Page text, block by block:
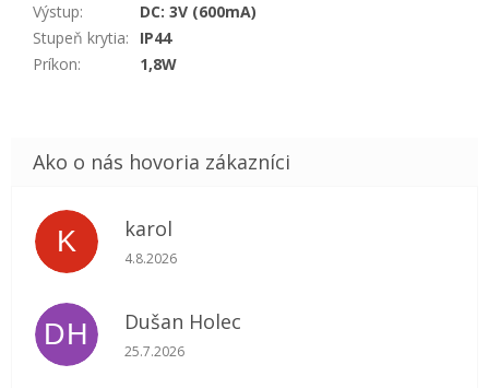
Výstup:
DC: 3V (600mA)
Stupeň krytia:
IP44
Príkon: 1,8W
K karol
Hodnotenie obchodu je 5 z 5 hviezdičiek.
4.8.2026
DH Dušan Holec
Hodnotenie obchodu je 5 z 5 hviezdičiek.
25.7.2026